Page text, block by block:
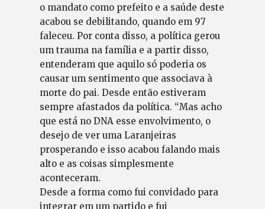
o mandato como prefeito e a saúde deste
acabou se debilitando, quando em 97
faleceu. Por conta disso, a política gerou
um trauma na família e a partir disso,
entenderam que aquilo só poderia os
causar um sentimento que associava à
morte do pai. Desde então estiveram
sempre afastados da política. “Mas acho
que está no DNA esse envolvimento, o
desejo de ver uma Laranjeiras
prosperando e isso acabou falando mais
alto e as coisas simplesmente
aconteceram.
Desde a forma como fui convidado para
integrar em um partido e fui